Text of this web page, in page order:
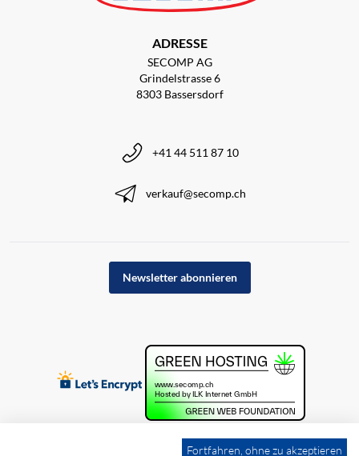
ADRESSE
SECOMP AG
Grindelstrasse 6
8303 Bassersdorf
+41 44 511 87 10
verkauf@secomp.ch
Newsletter abonnieren
Fortfahren, ohne zu akzeptieren